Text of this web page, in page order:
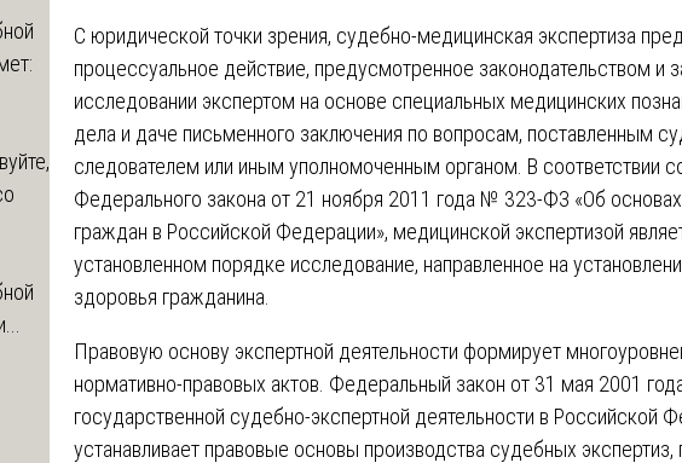
С юридической точки зрения, судебно-медицинская экспертиза
процессуальное действие, предусмотренное законодательством и
исследовании экспертом на основе специальных медицинских
дела и даче письменного заключения по вопросам, поставленным
следователем или иным уполномоченным органом. В соответствии
Федерального закона от 21 ноября 2011 года № 323-ФЗ «Об
граждан в Российской Федерации», медицинской экспертизой
установленном порядке исследование, направленное на
здоровья гражданина.
Правовую основу экспертной деятельности формирует
нормативно-правовых актов. Федеральный закон от 31 мая 2001
государственной судебно-экспертной деятельности в Российской
устанавливает правовые основы производства судебных экспертиз,